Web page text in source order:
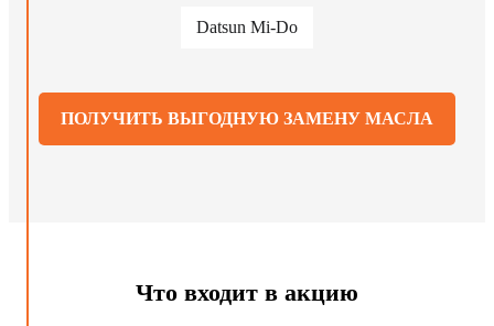
Datsun Mi-Do
ПОЛУЧИТЬ ВЫГОДНУЮ ЗАМЕНУ МАСЛА
Что входит в акцию